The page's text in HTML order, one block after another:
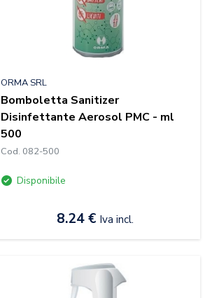
ORMA SRL
Bomboletta Sanitizer
Disinfettante Aerosol PMC - ml
500
Cod. 082-500
Disponibile
8.24 € Iva incl.